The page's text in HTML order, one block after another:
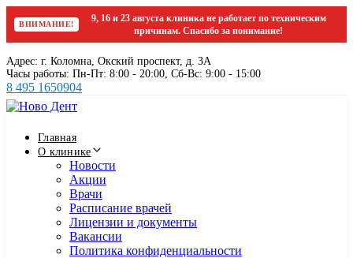
ВНИМАНИЕ!
9, 16 и 23 августа клиника не работает по техническим
причинам. Спасибо за понимание!
links
to
primary
navigation
Skip
content
Адрес: г. Коломна, Окский проспект, д. 3А
Часы работы: Пн-Пт: 8:00 - 20:00, Cб-Вс: 9:00 - 15:00
8 495 1650904
Главная
О клинике
Новости
Акции
Врачи
Расписание врачей
Лицензии и документы
Вакансии
Политика конфиденциальности